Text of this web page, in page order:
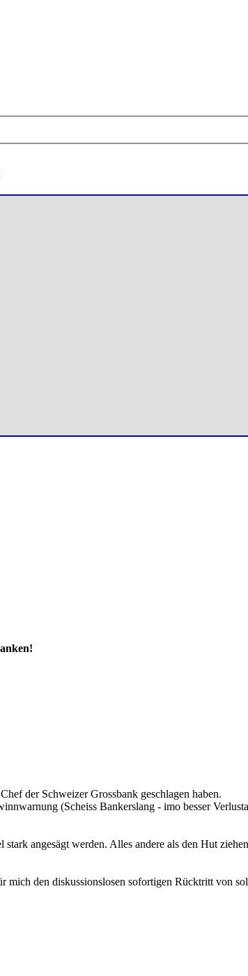
der Schweizer Grossbank geschlagen haben.
(Scheiss Bankerslang - imo besser
angesägt werden. Alles andere als den Hut
den diskussionslosen sofortigen Rücktritt von